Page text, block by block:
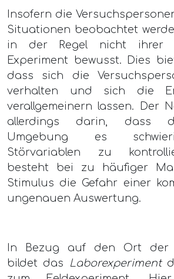
Insofern die
Situationen beobachtet
in der Regel nicht ihrer
Experiment bewusst. Dies
dass sich die
verhalten und sich die
verallgemeinern lassen. Der
allerdings darin, dass
Umgebung es
Störvariablen zu
besteht bei zu häufiger
Stimulus die Gefahr einer
ungenauen Auswertung.
In Bezug auf den Ort der
bildet das
Laborexperiment